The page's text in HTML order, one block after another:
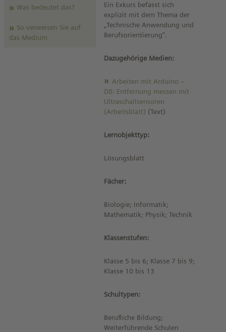
Was bedeutet das?
So verweisen Sie auf
das Medium
Ein Exkurs befasst sich
explizit mit dem Thema der
„Technische Anwendung und
Berufsorientierung“.
Dazugehörige Medien:
Arbeiten mit Arduino –
D8: Entfernung messen mit
Ultraschallsensoren
(Arbeitsblatt) (Text)
Lernobjekttyp:
Lösungsblatt
Fächer:
Biologie; Informatik;
Mathematik; Physik; Technik
Klassenstufen:
Klasse 5 bis 6; Klasse 7 bis 9;
Klasse 10 bis 13
Schultypen:
Berufliche Bildung;
Weiterführende Schulen